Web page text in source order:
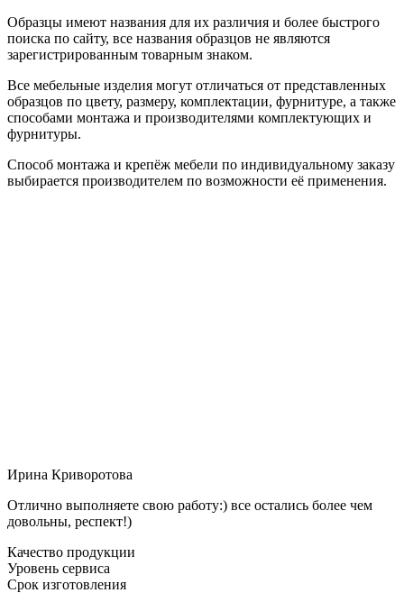
Образцы имеют названия для их различия и более быстрого
поиска по сайту, все названия образцов не являются
зарегистрированным товарным знаком.
Все мебельные изделия могут отличаться от представленных
образцов по цвету, размеру, комплектации, фурнитуре, а также
способами монтажа и производителями комплектующих и
фурнитуры.
Способ монтажа и крепёж мебели по индивидуальному заказу
выбирается производителем по возможности её применения.
Ирина Криворотова
Отлично выполняете свою работу:) все остались более чем
довольны, респект!)
Качество продукции
Уровень сервиса
Срок изготовления